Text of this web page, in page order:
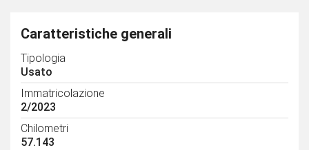
Caratteristiche generali
Tipologia
Usato
Immatricolazione
2/2023
Chilometri
57.143